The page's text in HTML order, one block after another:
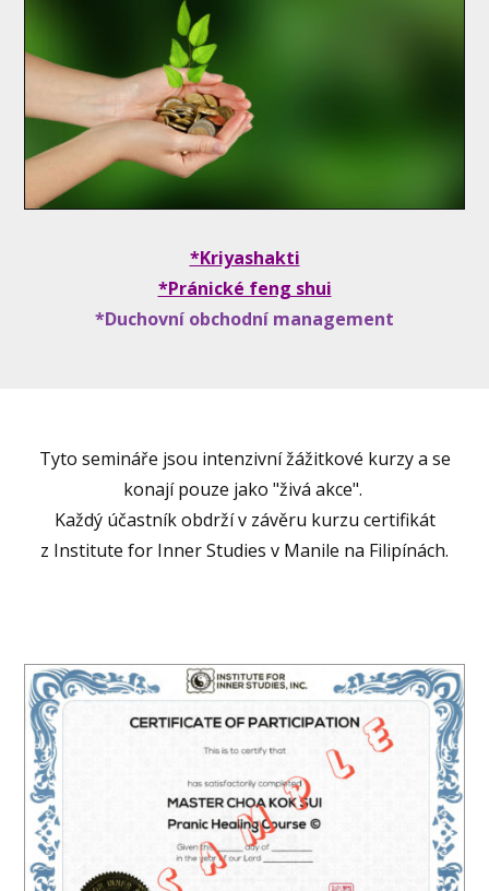
*Kriyashakti
*Pránické feng shui
*Duchovní obchodní management
Tyto semináře jsou intenzivní žážitkové kurzy a se
konají pouze jako "živá akce".
Každý účastník obdrží v závěru kurzu certifikát
z Institute for Inner Studies v Manile na Filipínách.